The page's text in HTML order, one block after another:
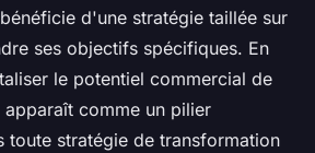
d'une stratégie taillée sur
ses objectifs spécifiques. En
le potentiel commercial de
apparaît comme un pilier
toute stratégie de transformation